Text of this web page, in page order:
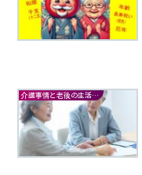
介護事情と老後の生活の知恵